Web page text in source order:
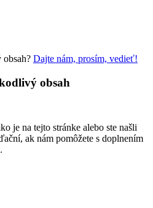
Dajte nám, prosím, vedieť!
obsah
je na tejto stránke alebo ste našli
ak nám pomôžete s doplnením